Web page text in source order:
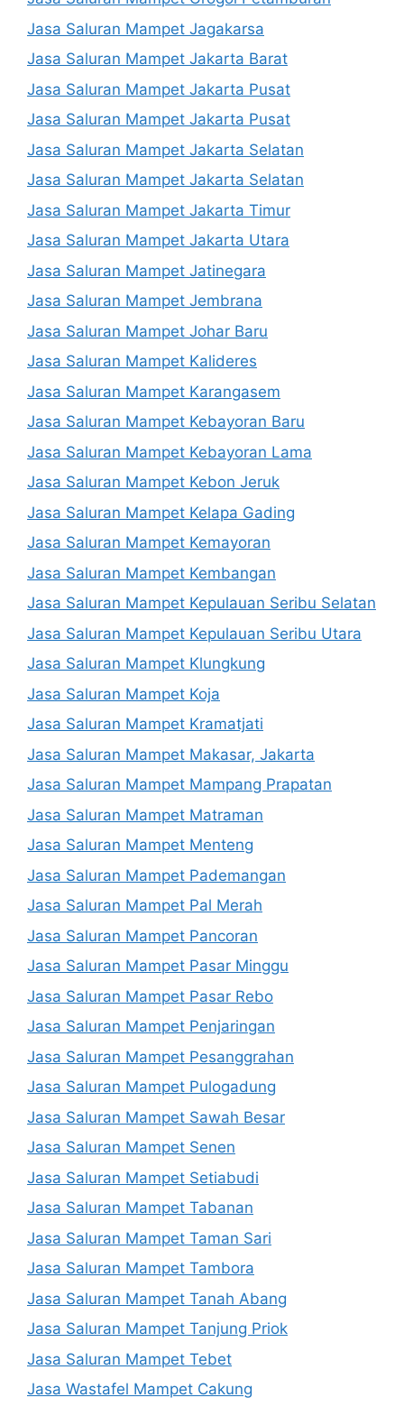
Jasa Saluran Mampet Jagakarsa
Jasa Saluran Mampet Jakarta Barat
Jasa Saluran Mampet Jakarta Pusat
Jasa Saluran Mampet Jakarta Pusat
Jasa Saluran Mampet Jakarta Selatan
Jasa Saluran Mampet Jakarta Selatan
Jasa Saluran Mampet Jakarta Timur
Jasa Saluran Mampet Jakarta Utara
Jasa Saluran Mampet Jatinegara
Jasa Saluran Mampet Jembrana
Jasa Saluran Mampet Johar Baru
Jasa Saluran Mampet Kalideres
Jasa Saluran Mampet Karangasem
Jasa Saluran Mampet Kebayoran Baru
Jasa Saluran Mampet Kebayoran Lama
Jasa Saluran Mampet Kebon Jeruk
Jasa Saluran Mampet Kelapa Gading
Jasa Saluran Mampet Kemayoran
Jasa Saluran Mampet Kembangan
Jasa Saluran Mampet Kepulauan Seribu Selatan
Jasa Saluran Mampet Kepulauan Seribu Utara
Jasa Saluran Mampet Klungkung
Jasa Saluran Mampet Koja
Jasa Saluran Mampet Kramatjati
Jasa Saluran Mampet Makasar, Jakarta
Jasa Saluran Mampet Mampang Prapatan
Jasa Saluran Mampet Matraman
Jasa Saluran Mampet Menteng
Jasa Saluran Mampet Pademangan
Jasa Saluran Mampet Pal Merah
Jasa Saluran Mampet Pancoran
Jasa Saluran Mampet Pasar Minggu
Jasa Saluran Mampet Pasar Rebo
Jasa Saluran Mampet Penjaringan
Jasa Saluran Mampet Pesanggrahan
Jasa Saluran Mampet Pulogadung
Jasa Saluran Mampet Sawah Besar
Jasa Saluran Mampet Senen
Jasa Saluran Mampet Setiabudi
Jasa Saluran Mampet Tabanan
Jasa Saluran Mampet Taman Sari
Jasa Saluran Mampet Tambora
Jasa Saluran Mampet Tanah Abang
Jasa Saluran Mampet Tanjung Priok
Jasa Saluran Mampet Tebet
Jasa Wastafel Mampet Cakung